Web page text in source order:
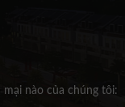
nào của chúng tôi: